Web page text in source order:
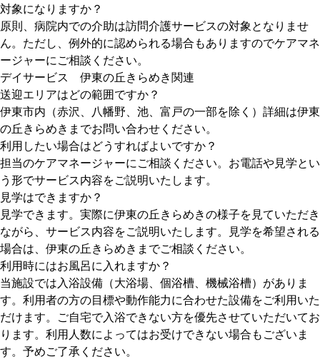
対象になりますか？
原則、病院内での介助は訪問介護サービスの対象となりませ
ん。ただし、例外的に認められる場合もありますのでケアマネ
ージャーにご相談ください。
デイサービス 伊東の丘きらめき関連
送迎エリアはどの範囲ですか？
伊東市内（赤沢、八幡野、池、富戸の一部を除く）詳細は伊東
の丘きらめきまでお問い合わせください。
利用したい場合はどうすればよいですか？
担当のケアマネージャーにご相談ください。お電話や見学とい
う形でサービス内容をご説明いたします。
見学はできますか？
見学できます。実際に伊東の丘きらめきの様子を見ていただき
ながら、サービス内容をご説明いたします。見学を希望される
場合は、伊東の丘きらめきまでご相談ください。
利用時にはお風呂に入れますか？
当施設では入浴設備（大浴場、個浴槽、機械浴槽）がありま
す。利用者の方の目標や動作能力に合わせた設備をご利用いた
だけます。ご自宅で入浴できない方を優先させていただいてお
ります。利用人数によってはお受けできない場合もございま
す。予めご了承ください。